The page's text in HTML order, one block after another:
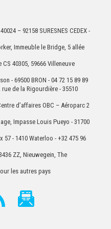
– 92158 SURESNES CEDEX -
Immeuble le Bridge, 5 allée
40305, 59666 Villeneuve
- 69500 BRON - 04 72 15 89 89
de la Rigourdière - 35510
d’affaires OBC – Aéroparc 2
Impasse Louis Pueyo - 31700
57 - 1410 Waterloo - +32 475 96
ZZ, Nieuwegein, The
les autres pays